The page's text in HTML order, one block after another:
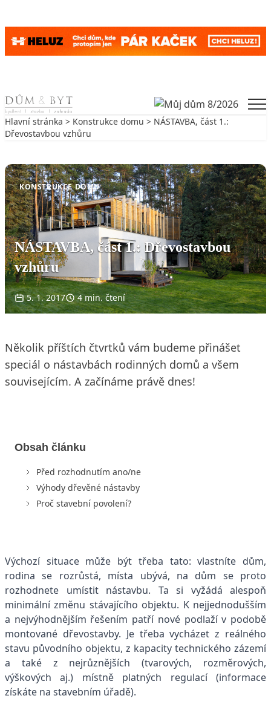
Skip to content
Hlavní stránka > Konstrukce domu > NÁSTAVBA, část 1.:
Dřevostavbou vzhůru
KONSTRUKCE DOMU
NÁSTAVBA, část 1.: Dřevostavbou
vzhůru
5. 1. 2017 4 min. čtení
Několik příštích čtvrtků vám budeme přinášet
speciál o nástavbách rodinných domů a všem
souvisejícím. A začínáme právě dnes!
Obsah článku
Před rozhodnutím ano/ne
Výhody dřevěné nástavby
Proč stavební povolení?
Výchozí situace může být třeba tato: vlastníte dům,
rodina se rozrůstá, místa ubývá, na dům se proto
rozhodnete umístit nástavbu. Ta si vyžádá alespoň
minimální změnu stávajícího objektu. K nejjednodušším
a nejvýhodnějším řešením patří nové podlaží v podobě
montované dřevostavby. Je třeba vycházet z reálného
stavu původního objektu, z kapacity technického zázemí
a také z nejrůznějších (tvarových, rozměrových,
výškových aj.) místně platných regulací (informace
získáte na stavebním úřadě).